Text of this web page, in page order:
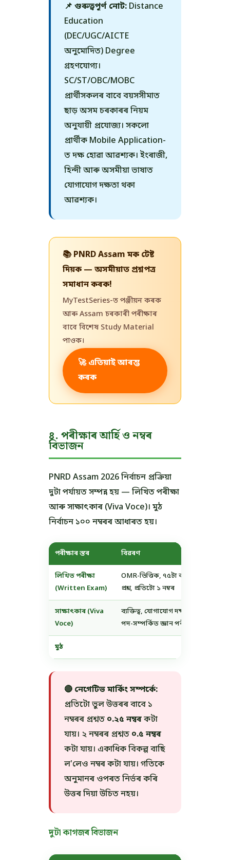
📌 গুৰুত্বপূৰ্ণ নোট:Distance
Education
(DEC/UGC/AICTE
অনুমোদিত) Degree
গ্ৰহণযোগ্য।
SC/ST/OBC/MOBC
প্ৰাৰ্থীসকলৰ বাবে বয়সসীমাত
ছাড় অসম চৰকাৰৰ নিয়ম
অনুযায়ী প্ৰযোজ্য। সকলো
প্ৰাৰ্থীক Mobile Application-
ত দক্ষ হোৱা আৱশ্যক। ইংৰাজী,
হিন্দী আৰু অসমীয়া ভাষাত
যোগাযোগ দক্ষতা থকা
আৱশ্যক।
📚 PNRD Assam মক টেষ্ট
দিয়ক — অসমীয়াত প্ৰশ্নপত্ৰ
সমাধান কৰক!
MyTestSeries-ত পঞ্জীয়ন কৰক
আৰু Assam চৰকাৰী পৰীক্ষাৰ
বাবে বিশেষ Study Material
পাওক।
🚀 এতিয়াই আৰম্ভ
কৰক
৪. পৰীক্ষাৰ আৰ্হি ও নম্বৰ
বিভাজন
PNRD Assam 2026 নিৰ্বাচন প্ৰক্ৰিয়া
দুটা পৰ্যায়ত সম্পন্ন হয় — লিখিত পৰীক্ষা
আৰু সাক্ষাৎকাৰ (Viva Voce)। মুঠ
নিৰ্বাচন ১০০ নম্বৰৰ আধাৰত হয়।
পৰীক্ষাৰ স্তৰ বিৱৰণ
লিখিত পৰীক্ষা
(Written Exam)
OMR-ভিত্তিক, ৭৫টা বহুবিকল্পী
প্ৰশ্ন, প্ৰতিটো ১ নম্বৰ
সাক্ষাৎকাৰ (Viva
Voce)
ব্যক্তিত্ব, যোগাযোগ দক্ষতা ও
পদ-সম্পৰ্কিত জ্ঞান পৰীক্ষা
মুঠ
🔴 নেগেটিভ মাৰ্কিং সম্পৰ্কে:
প্ৰতিটো ভুল উত্তৰৰ বাবে ১
নম্বৰৰ প্ৰশ্নত ০.২৫ নম্বৰকটা
যায়। ২ নম্বৰৰ প্ৰশ্নত ০.৫ নম্বৰ
কটা যায়। একাধিক বিকল্প বাছি
ল'লেও নম্বৰ কটা যায়। গতিকে
অনুমানৰ ওপৰত নিৰ্ভৰ কৰি
উত্তৰ দিয়া উচিত নহয়।
দুটা কাগজৰ বিভাজন